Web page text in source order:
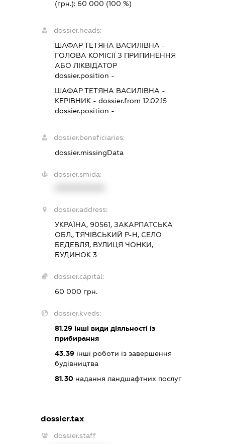
(грн.): 60 000 (100 %)
dossier.heads:
ШАФАР ТЕТЯНА ВАСИЛІВНА -
ГОЛОВА КОМІСІЇ З ПРИПИНЕННЯ
АБО ЛІКВІДАТОР
dossier.position -
ШАФАР ТЕТЯНА ВАСИЛІВНА -
КЕРІВНИК - dossier.from 12.02.15
dossier.position -
dossier.beneficiaries:
dossier.missingData
dossier.smida:
dossier.address:
УКРАЇНА, 90561, ЗАКАРПАТСЬКА
ОБЛ., ТЯЧІВСЬКИЙ Р-Н, СЕЛО
БЕДЕВЛЯ, ВУЛИЦЯ ЧОНКИ,
БУДИНОК 3
dossier.capital:
60 000 грн.
dossier.kveds:
81.29 інші види діяльності із
прибирання
43.39 інші роботи із завершення
будівництва
81.30 надання ландшафтних послуг
dossier.tax
dossier.staff